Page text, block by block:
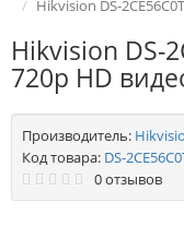
Hikvision DS-
Hikvision DS-
720p HD
Производитель:
Код товара: DS-
0 отзывов